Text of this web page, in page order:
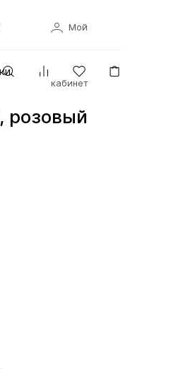
Мой
кабинет
розовый